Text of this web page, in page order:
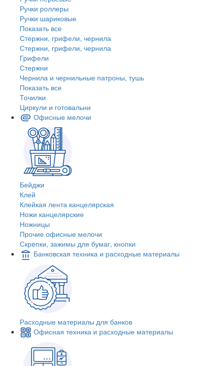
Ручки роллеры
Ручки шариковые
Показать все
Стержни, грифели, чернила
Стержни, грифели, чернила
Грифели
Стержни
Чернила и чернильные патроны, тушь
Показать все
Точилки
Циркули и готовальни
Офисные мелочи
Бейджи
Клей
Клейкая лента канцелярская
Ножи канцелярские
Ножницы
Прочие офисные мелочи
Скрепки, зажимы для бумаг, кнопки
Банковская техника и расходные материалы
Расходные материалы для банков
Офисная техника и расходные материалы